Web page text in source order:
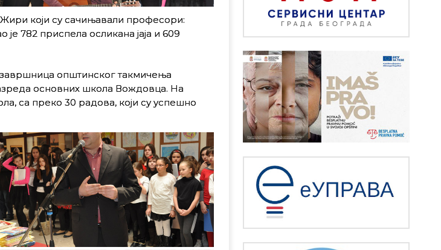
који су сачињавали професори:
782 приспела осликана јаја и 609
општинског такмичења
основних школа Вождовца. На
са преко 30 радова, који су успешно